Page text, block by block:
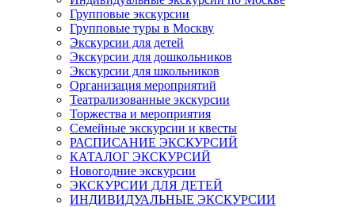
Групповые экскурсии
Групповые туры в Москву
Экскурсии для детей
Экскурсии для дошкольников
Экскурсии для школьников
Организация мероприятий
Театрализованные экскурсии
Торжества и мероприятия
Семейные экскурсии и квесты
РАСПИСАНИЕ ЭКСКУРСИЙ
КАТАЛОГ ЭКСКУРСИЙ
Новогодние экскурсии
ЭКСКУРСИИ ДЛЯ ДЕТЕЙ
ИНДИВИДУАЛЬНЫЕ ЭКСКУРСИИ